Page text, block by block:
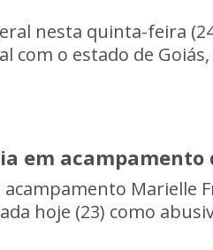
nesta quinta-feira
com o estado de Goiás,
em acampamento
Marielle
hoje (23) como